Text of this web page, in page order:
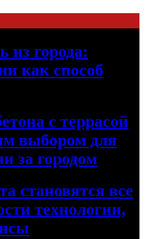
из города:
как способ
с террасой
выбором для
за городом
становятся все
технологии,